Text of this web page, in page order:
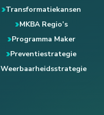
Transformatiekansen
MKBA Regio’s
Programma Maker
Preventiestrategie
Weerbaarheidsstrategie